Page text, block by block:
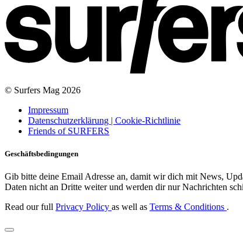
© Surfers Mag 2026
Impressum
Datenschutzerklärung | Cookie-Richtlinie
Friends of SURFERS
Geschäftsbedingungen
Gib bitte deine Email Adresse an, damit wir dich mit News,
Daten nicht an Dritte weiter und werden dir nur Nachrichten
Read our full Privacy Policy as well as Terms & Conditions .